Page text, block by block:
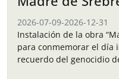
2026-07-09-2026-12-31
Instalación de la obra
para conmemorar el día
recuerdo del genocidio